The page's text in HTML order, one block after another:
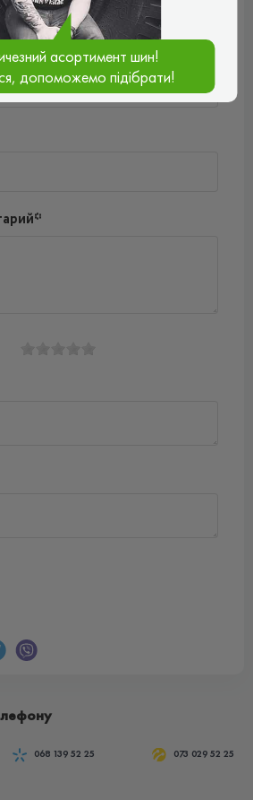
068 139 52 25 073 029 52 25
асортимент шин!
допоможемо підібрати!